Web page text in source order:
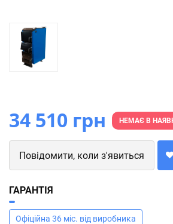
34 510 грн НЕМАЄ В
Повідомити, коли з'явиться
ГАРАНТІЯ
Офіційна 36 міс. від виробника